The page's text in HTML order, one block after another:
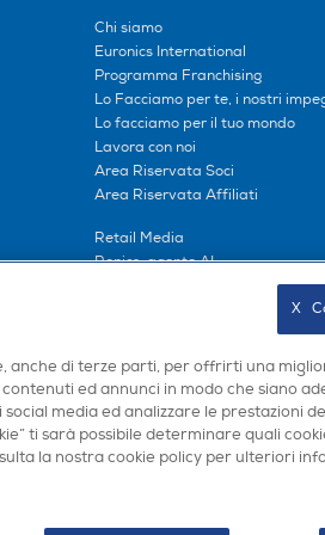
Chi siamo
Euronics International
Programma Franchising
Lo Facciamo per te, i nostri
Lo facciamo per il tuo mondo
Lavora con noi
Area Riservata Soci
Area Riservata Affiliati
Retail Media
Ronics: agente AI
anche di terze parti, per offrirti una
ed annunci in modo che siano
media ed analizzare le prestazioni
ti sarà possibile determinare quali
la nostra cookie policy per ulteriori
X